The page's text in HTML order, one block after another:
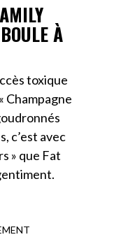
À
toxique
Champagne
c’est avec
» que Fat